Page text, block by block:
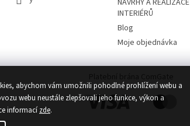
abychom vám umožnili pohodlné prohlížení webu a
webu neustále zlepšovali jeho funkce, výkon a
informacízde.
NÁVRHY A REALIZACE
INTERIÉRŮ
Blog
Moje objednávka